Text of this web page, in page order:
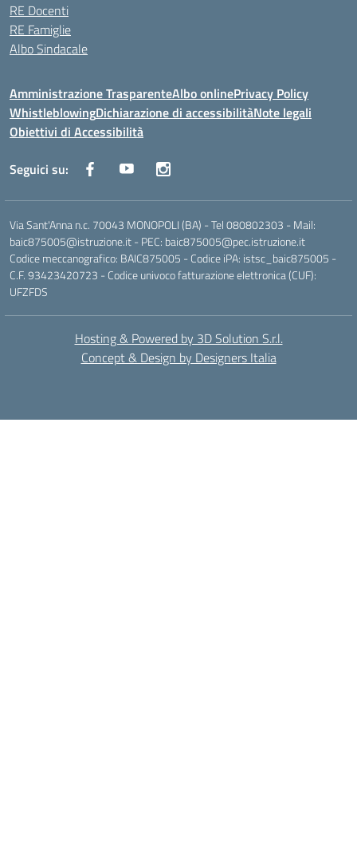
RE Docenti
RE Famiglie
Albo Sindacale
Amministrazione TrasparenteAlbo onlinePrivacy Policy
WhistleblowingDichiarazione di accessibilitàNote legali
Obiettivi di Accessibilità
Seguici su:
Via Sant'Anna n.c. 70043 MONOPOLI (BA) - Tel 080802303 - Mail:
baic875005@istruzione.it - PEC: baic875005@pec.istruzione.it
Codice meccanografico: BAIC875005 - Codice iPA: istsc_baic875005 -
C.F. 93423420723 - Codice univoco fatturazione elettronica (CUF):
UFZFDS
Hosting & Powered by 3D Solution S.r.l.
Concept & Design by Designers Italia